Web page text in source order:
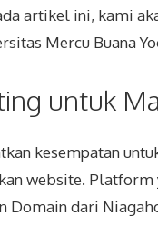
artikel ini, kami
Mercu Buana
untuk
kesempatan
website. Platform
Domain dari